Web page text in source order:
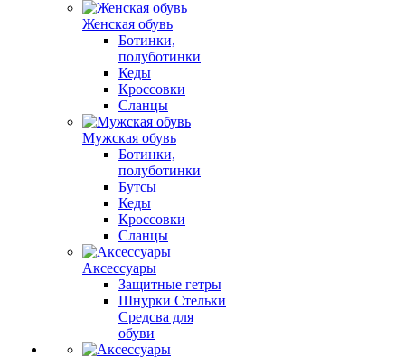
Женская обувь
Ботинки,
полуботинки
Кеды
Кроссовки
Сланцы
Мужская обувь
Ботинки,
полуботинки
Бутсы
Кеды
Кроссовки
Сланцы
Аксессуары
Защитные гетры
Шнурки Стельки
Средсва для
обуви